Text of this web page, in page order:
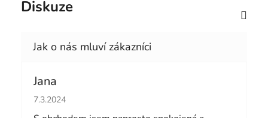
Diskuze
Jana
Hodnocení obchodu je 5 z 5 hvězdiček.
7.3.2024